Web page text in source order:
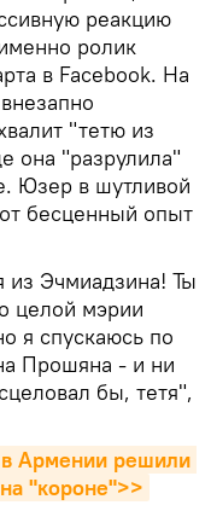
реакцию
ролик
в Facebook. На
"тетю из
она "разрулила"
Юзер в шутливой
бесценный опыт
из Эчмиадзина! Ты
целой мэрии
я спускаюсь по
Прошяна - и ни
бы, тетя",
Армении решили
"короне">>